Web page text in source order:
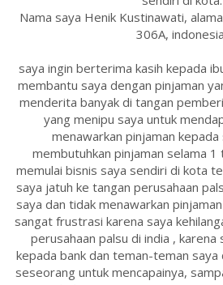
Nama saya Henik Kustinawati,
306A,
saya ingin berterima kasih kepada
membantu saya dengan pinjaman
menderita banyak di tangan
yang menipu saya untuk
menawarkan pinjaman
membutuhkan pinjaman selama
memulai bisnis saya sendiri di kota
saya jatuh ke tangan perusahaan
saya dan tidak menawarkan
sangat frustrasi karena saya
perusahaan palsu di india ,
kepada bank dan teman-teman saya
seseorang untuk mencapainya,